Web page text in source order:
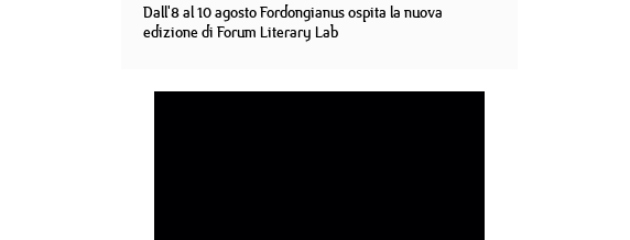
Dall'8 al 10 agosto Fordongianus ospita la nuova
edizione di Forum Literary Lab